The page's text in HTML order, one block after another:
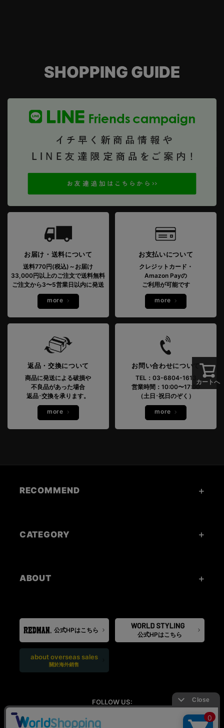
カートへ
SHOPPING GUIDE
お届け・送料について
送料770円(税込)～お届け
33,000円以上のご注文で送料無料
ご注文から3〜5営業日以内に発送
more
お支払いについて
クレジットカード・
Amazon Payの
ご利用が可能です
more
返品・交換について
商品に発送による破損や
不良品があった場合
返品･交換を承ります。
more
お問い合わせについて
TEL：03-6804-1613
営業時間：10:00〜17:00
（土日･祝日のぞく）
more
RECOMMEND
CATEGORY
ABOUT
公式HPはこちら
公式HPはこちら
about overseas sales
關於海外銷售
FOLLOW US: